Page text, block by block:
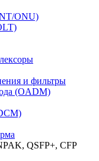
ONU)
и фильтры
(OADM)